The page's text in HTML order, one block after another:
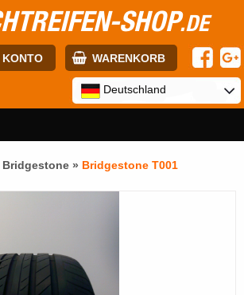
SHOP.DE
KONTO WARENKORB
Deutschland
Bridgestone » Bridgestone T001